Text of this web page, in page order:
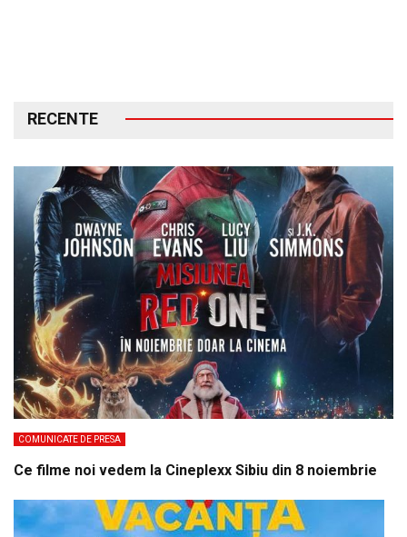
RECENTE
COMUNICATE DE PRESA
Ce filme noi vedem la Cineplexx Sibiu din 8 noiembrie